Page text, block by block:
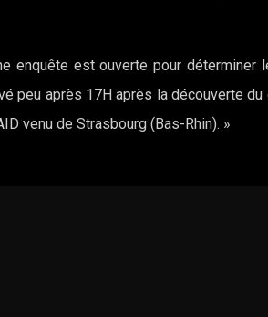
enquête est ouverte pour
peu après 17H après la découverte
venu de Strasbourg (Bas-Rhin). »